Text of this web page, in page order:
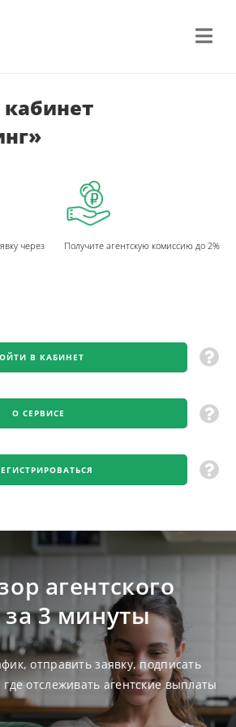
через
Получите агентскую комиссию до 2%
В КАБИНЕТ
О СЕРВИСЕ
агентского
за 3 минуты
отправить заявку, подписать
где отслеживать агентские выплаты